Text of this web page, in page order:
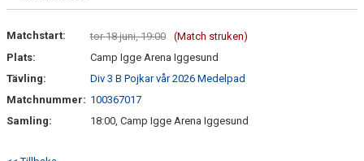
GÄSTBOK
Matchstart: tor 18 juni, 19:00
(Match struken)
Plats:
Camp Igge Arena Iggesund
Tävling:
Div 3 B Pojkar vår 2026 Medelpad
Matchnummer: 100367017
Samling:
18:00, Camp Igge Arena Iggesund